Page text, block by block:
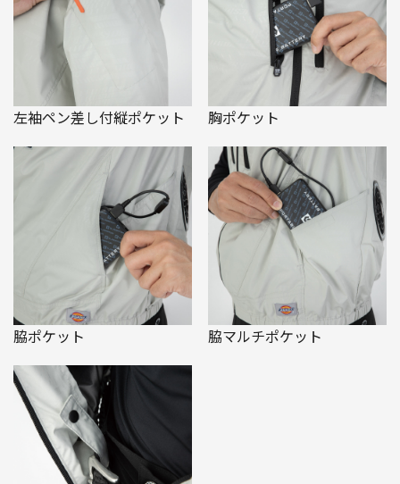
左袖ペン差し付縦ポケット 胸ポケット
脇ポケット 脇マルチポケット